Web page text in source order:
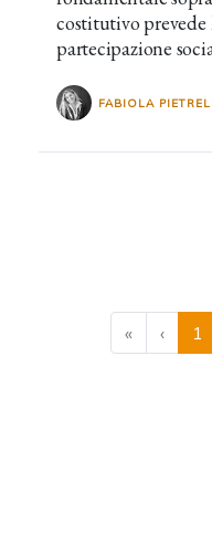
costitutivo
partecipazione
FABIOLA
« ‹ 1